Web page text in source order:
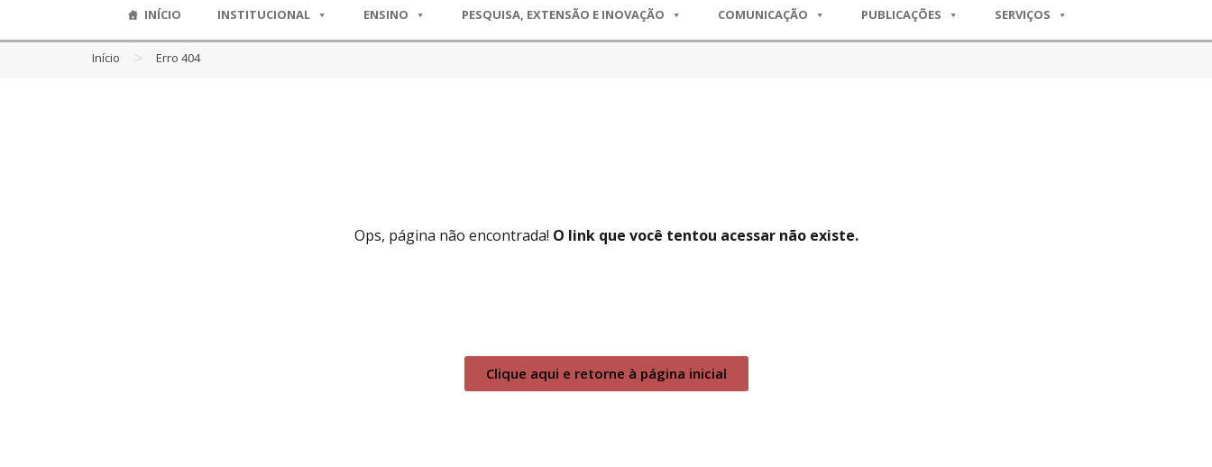
INÍCIO INSTITUCIONAL ENSINO PESQUISA, EXTENSÃO E INOVAÇÃO COMUNICAÇÃO PUBLICAÇÕES SERVIÇOS
Início > Erro 404
Ops, página não encontrada! O link que você tentou acessar não existe.
Clique aqui e retorne à página inicial